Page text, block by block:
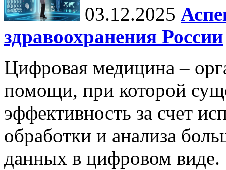
03.12.2025
здравоохранения России
Цифровая медицина –
помощи, при которой
эффективность за счет
обработки и анализа
данных в цифровом виде.